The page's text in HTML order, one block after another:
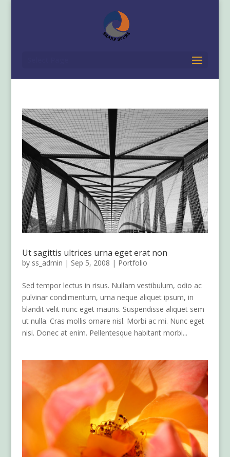
Ut sagittis ultrices urna eget erat non
by ss_admin | Sep 5, 2008 | Portfolio
Sed tempor lectus in risus. Nullam vestibulum, odio ac
pulvinar condimentum, urna neque aliquet ipsum, in
blandit velit nunc eget mauris. Suspendisse aliquet sem
ut nulla. Cras mollis ornare nisl. Morbi ac mi. Nunc eget
nisi. Donec at enim. Pellentesque habitant morbi...